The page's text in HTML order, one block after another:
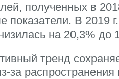
полученных в
показатели. В 2019
на 20,3% до
тренд
за распространения